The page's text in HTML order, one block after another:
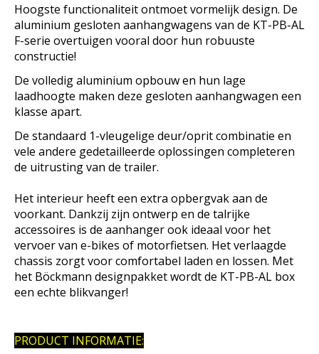
Hoogste functionaliteit ontmoet vormelijk design. De
aluminium gesloten aanhangwagens van de KT-PB-AL
F-serie overtuigen vooral door hun robuuste
constructie!
De volledig aluminium opbouw en hun lage
laadhoogte maken deze gesloten aanhangwagen een
klasse apart.
De standaard 1-vleugelige deur/oprit combinatie en
vele andere gedetailleerde oplossingen completeren
de uitrusting van de trailer.
Het interieur heeft een extra opbergvak aan de
voorkant. Dankzij zijn ontwerp en de talrijke
accessoires is de aanhanger ook ideaal voor het
vervoer van e-bikes of motorfietsen. Het verlaagde
chassis zorgt voor comfortabel laden en lossen. Met
het Böckmann designpakket wordt de KT-PB-AL box
een echte blikvanger!
PRODUCT INFORMATIE: